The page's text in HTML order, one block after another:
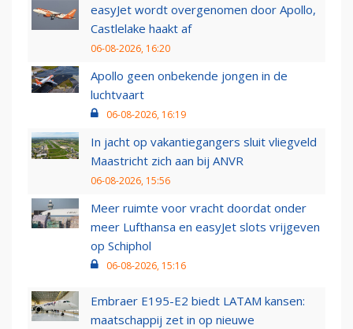
easyJet wordt overgenomen door Apollo,
Castlelake haakt af
06-08-2026, 16:20
Apollo geen onbekende jongen in de
luchtvaart
06-08-2026, 16:19
In jacht op vakantiegangers sluit vliegveld
Maastricht zich aan bij ANVR
06-08-2026, 15:56
Meer ruimte voor vracht doordat onder
meer Lufthansa en easyJet slots vrijgeven
op Schiphol
06-08-2026, 15:16
Embraer E195-E2 biedt LATAM kansen:
maatschappij zet in op nieuwe